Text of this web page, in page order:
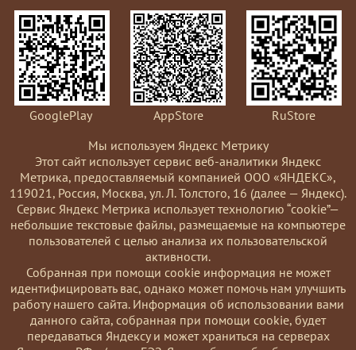
GooglePlay AppStore
RuStore
Мы используем Яндекс Метрику
Этот сайт использует сервис веб-аналитики Яндекс
Метрика, предоставляемый компанией ООО «ЯНДЕКС»,
119021, Россия, Москва, ул. Л. Толстого, 16 (далее — Яндекс).
Сервис Яндекс Метрика использует технологию “cookie”—
небольшие текстовые файлы, размещаемые на компьютере
пользователей с целью анализа их пользовательской
активности.
Coбранная при помощи cookie информация не может
идентифицировать вас, однако может помочь нам улучшить
работу нашего сайта. Информация об использовании вами
данного сайта, собранная при помощи cookie, будет
передаваться Яндексу и может храниться на серверах